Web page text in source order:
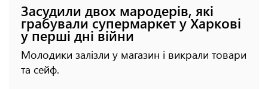
Засудили двох мародерів, які
грабували супермаркет у Харкові
у перші дні війни
Молодики залізли у магазин і викрали товари
та сейф.